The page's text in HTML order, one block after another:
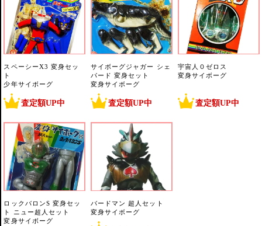
スペーシーX3 変身セッ
ト
少年サイボーグ
査定額UP中
サイボーグジャガー シェ
パード 変身セット
変身サイボーグ
査定額UP中
宇宙人０ゼロス
変身サイボーグ
査定額UP中
ロックバロンS 変身セッ
ト ニュー超人セット
変身サイボーグ
バードマン 超人セット
変身サイボーグ